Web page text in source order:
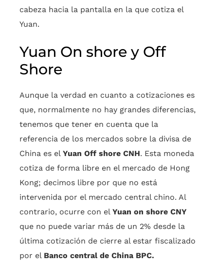
cabeza hacia la pantalla en la que cotiza el
Yuan.
Yuan On shore y Off
Shore
Aunque la verdad en cuanto a cotizaciones es
que, normalmente no hay grandes diferencias,
tenemos que tener en cuenta que la
referencia de los mercados sobre la divisa de
China es el Yuan Off shore CNH. Esta moneda
cotiza de forma libre en el mercado de Hong
Kong; decimos libre por que no está
intervenida por el mercado central chino. Al
contrario, ocurre con el Yuan on shore CNY
que no puede variar más de un 2% desde la
última cotización de cierre al estar fiscalizado
por el Banco central de China BPC.